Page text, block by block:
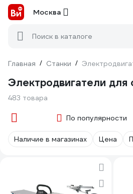
Москва
Поиск в каталоге
Главная / Станки /
Электродвигатели для
483 товара
По популярности
Наличие в магазинах Цена